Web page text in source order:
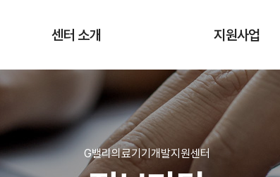
센터 소개
인사말
인프라 소개
비전 및 목표
운영조직
지원사업
의료데이터 활용지원
첨단의료기기 개발지원
사용적합성 평가지원
기술사업화지원
G밸리의료기기개발지원센터